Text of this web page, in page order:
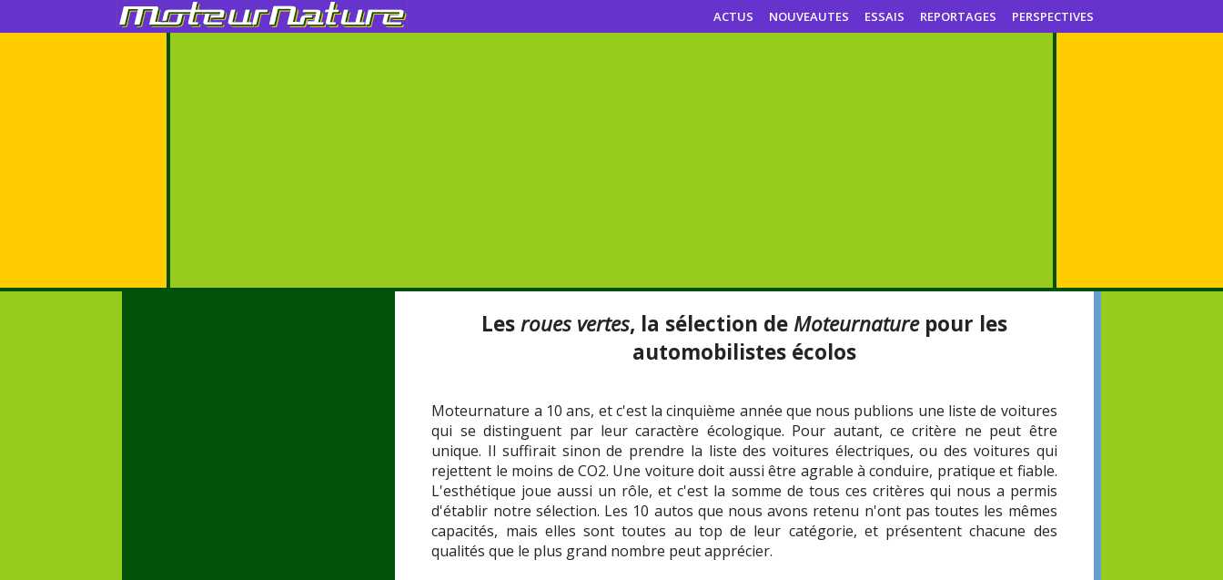
ACTUS NOUVEAUTES ESSAIS REPORTAGES PERSPECTIVES
Lesroues vertes, la sélection de Moteurnaturepour les
automobilistes écolos
Moteurnature a 10 ans, et c'est la cinquième année que nous publions une liste de voitures
qui se distinguent par leur caractère écologique. Pour autant, ce critère ne peut être
unique. Il suffirait sinon de prendre la liste des voitures électriques, ou des voitures qui
rejettent le moins de CO2. Une voiture doit aussi être agrable à conduire, pratique et fiable.
L'esthétique joue aussi un rôle, et c'est la somme de tous ces critères qui nous a permis
d'établir notre sélection. Les 10 autos que nous avons retenu n'ont pas toutes les mêmes
capacités, mais elles sont toutes au top de leur catégorie, et présentent chacune des
qualités que le plus grand nombre peut apprécier.